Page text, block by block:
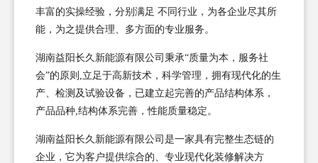
丰富的实操经验，分别满足 不同行业，为各企业尽其所
能，为之提供合理、多方面的专业服务。
湖南益阳长久新能源有限公司秉承“质量为本，服务社
会”的原则,立足于高新技术，科学管理，拥有现代化的生
产、检测及试验设备，已建立起完善的产品结构体系，
产品品种,结构体系完善，性能质量稳定。
湖南益阳长久新能源有限公司是一家具有完整生态链的
企业，它为客户提供综合的、专业现代化装修解决方